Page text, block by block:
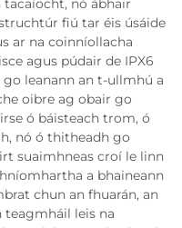
nó ábhair
fiú tar éis úsáide
ar na coinníollacha
agus púdair de IPX6
leanann an t-ullmhú a
oibre ag obair go
ó báisteach trom, ó
nó ó thitheadh go
suaimhneas croí le linn
a bhaineann
chun an fhuarán, an
teagmháil leis na